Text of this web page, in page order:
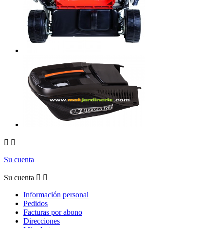
 
Su cuenta
Su cuenta  
Información personal
Pedidos
Facturas por abono
Direcciones